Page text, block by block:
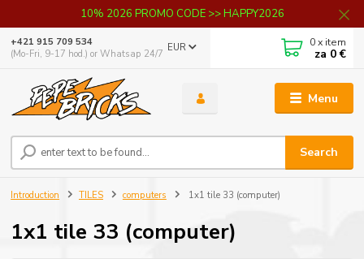
10% 2026 PROMO CODE >> HAPPY2026
Menu
EUR
Search
+421 915 709 534
(Mo-Fri, 9-17 hod.) or Whatsap 24/7
0x item
za 0 €
Introduction TILES computers 1x1 tile 33 (computer)
1x1 tile 33 (computer)